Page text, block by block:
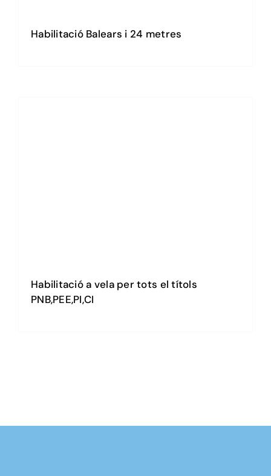
Habilitació a vela per tots el títols
© 2026 • Tots els drets reservats • Developed byGM